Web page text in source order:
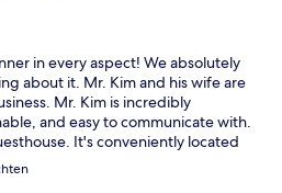
in every aspect! We absolutely
about it. Mr. Kim and his wife are
Mr. Kim is incredibly
and easy to communicate with.
It's conveniently located
via the subway train. We